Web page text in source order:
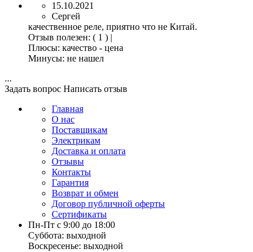
15.10.2021
Сергей
качественное реле, приятно что не Китай.
Отзыв полезен: ( 1 ) |
Плюсы: качество - цена
Минусы: не нашел
...
Задать вопрос Написать отзыв
Главная
О нас
Поставщикам
Электрикам
Доставка и оплата
Отзывы
Контакты
Гарантия
Возврат и обмен
Договор публичной оферты
Сертификаты
Пн-Пт с 9:00 до 18:00
Суббота: выходной
Воскресенье: выходной